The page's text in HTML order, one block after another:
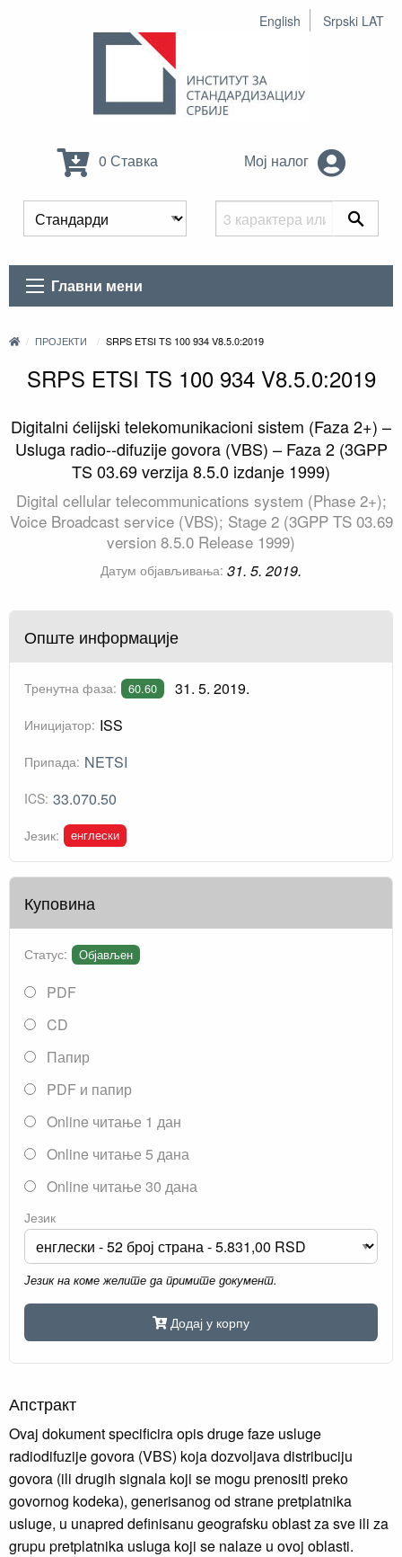
English Srpski LAT
0 Ставка Мој налог
Главни мени
ПРОЈЕКТИ SRPS ETSI TS 100 934 V8.5.0:2019
SRPS ETSI TS 100 934 V8.5.0:2019
Digitalni ćelijski telekomunikacioni sistem (Faza 2+) –
Usluga radio--difuzije govora (VBS) – Faza 2 (3GPP
TS 03.69 verzija 8.5.0 izdanje 1999)
Digital cellular telecommunications system (Phase 2+);
Voice Broadcast service (VBS); Stage 2 (3GPP TS 03.69
version 8.5.0 Release 1999)
Датум објављивања: 31. 5. 2019.
Опште информације
Тренутна фаза: 60.60 31. 5. 2019.
Иницијатор: ISS
Припада: NETSI
ICS: 33.070.50
Језик: енглески
Куповина
Статус: Објављен
PDF
CD
Папир
PDF и папир
Online читање 1 дан
Online читање 5 дана
Online читање 30 дана
Језик
Језик на коме желите да примите документ.
Додај у корпу
Апстракт
Ovaj dokument specificira opis druge faze usluge
radiodifuzije govora (VBS) koja dozvoljava distribuciju
govora (ili drugih signala koji se mogu prenositi preko
govornog kodeka), generisanog od strane pretplatnika
usluge, u unapred definisanu geografsku oblast za sve ili za
grupu pretplatnika usluga koji se nalaze u ovoj oblasti.